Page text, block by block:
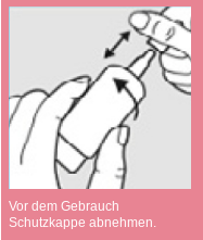
Vor dem Gebrauch
Schutzkappe abnehmen.